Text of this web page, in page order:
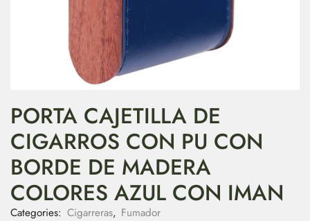
PORTA CAJETILLA DE
CIGARROS CON PU CON
BORDE DE MADERA
COLORES AZUL CON IMAN
Categories: Cigarreras, Fumador